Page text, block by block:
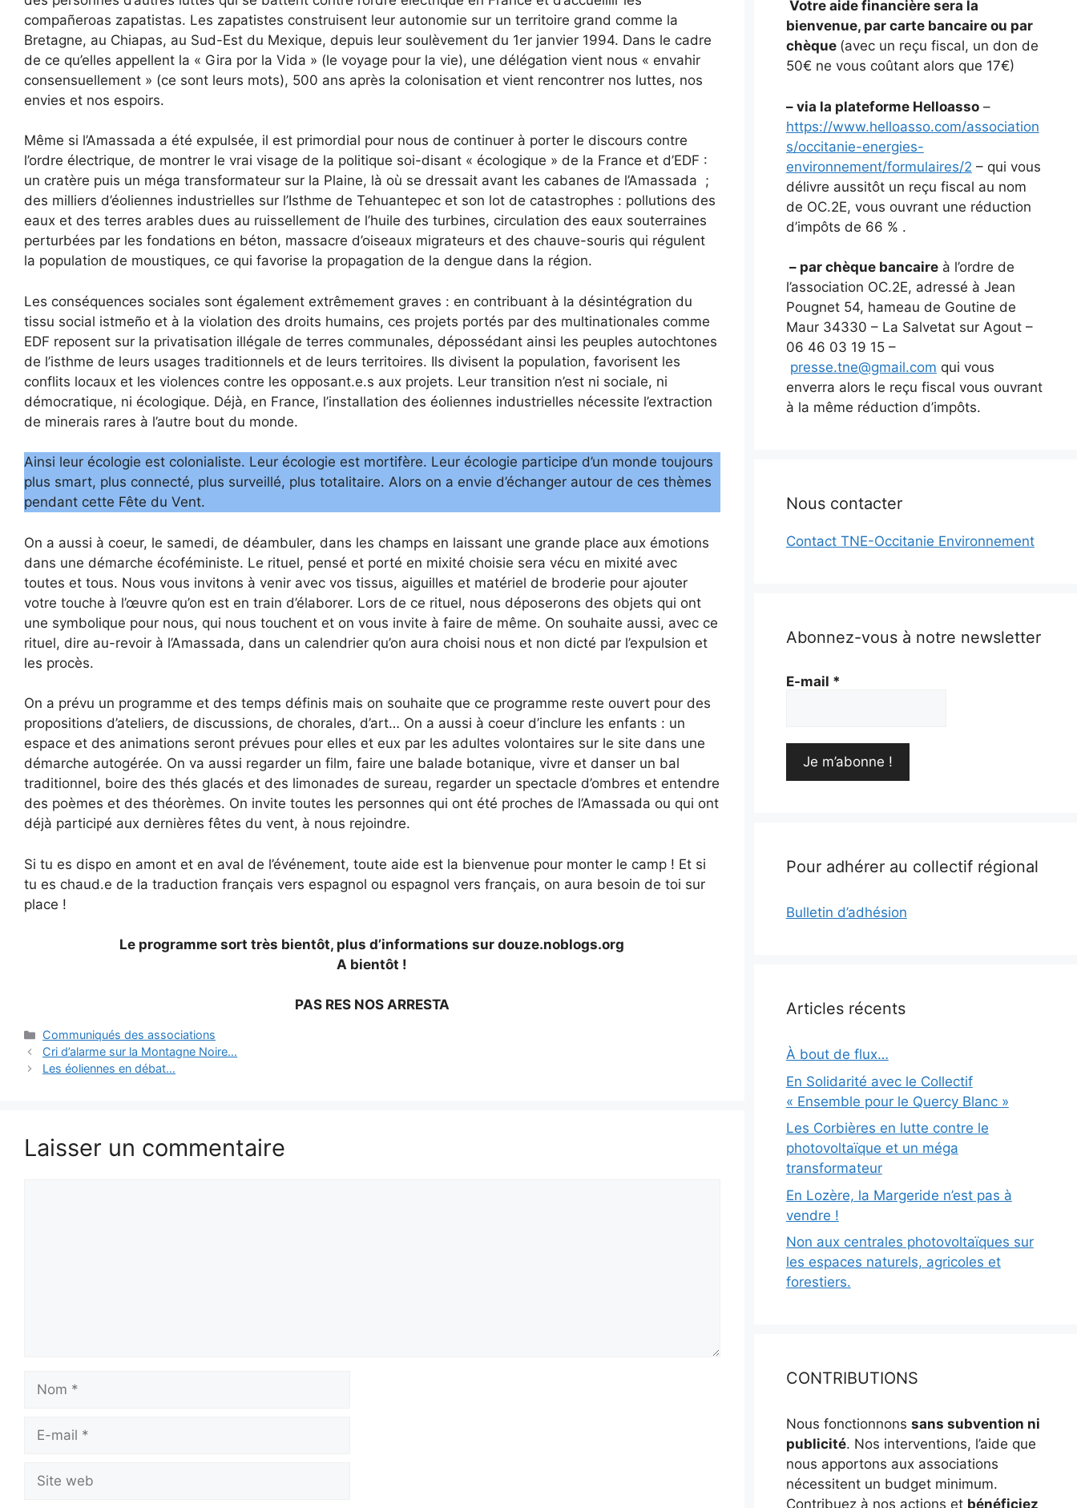
compañeroas zapatistas. Les zapatistes construisent leur autonomie sur un territoire grand comme la
Bretagne, au Chiapas, au Sud-Est du Mexique, depuis leur soulèvement du 1er janvier 1994. Dans le cadre
de ce qu’elles appellent la « Gira por la Vida » (le voyage pour la vie), une délégation vient nous « envahir
consensuellement » (ce sont leurs mots), 500 ans après la colonisation et vient rencontrer nos luttes, nos
envies et nos espoirs.
Même si l’Amassada a été expulsée, il est primordial pour nous de continuer à porter le discours contre
l’ordre électrique, de montrer le vrai visage de la politique soi-disant « écologique » de la France et d’EDF :
un cratère puis un méga transformateur sur la Plaine, là où se dressait avant les cabanes de l’Amassada ;
des milliers d’éoliennes industrielles sur l’Isthme de Tehuantepec et son lot de catastrophes : pollutions des
eaux et des terres arables dues au ruissellement de l’huile des turbines, circulation des eaux souterraines
perturbées par les fondations en béton, massacre d’oiseaux migrateurs et des chauve-souris qui régulent
la population de moustiques, ce qui favorise la propagation de la dengue dans la région.
Les conséquences sociales sont également extrêmement graves : en contribuant à la désintégration du
tissu social istmeño et à la violation des droits humains, ces projets portés par des multinationales comme
EDF reposent sur la privatisation illégale de terres communales, dépossédant ainsi les peuples autochtones
de l’isthme de leurs usages traditionnels et de leurs territoires. Ils divisent la population, favorisent les
conflits locaux et les violences contre les opposant.e.s aux projets. Leur transition n’est ni sociale, ni
démocratique, ni écologique. Déjà, en France, l’installation des éoliennes industrielles nécessite l’extraction
de minerais rares à l’autre bout du monde.
Ainsi leur écologie est colonialiste. Leur écologie est mortifère. Leur écologie participe d’un monde toujours
plus smart, plus connecté, plus surveillé, plus totalitaire. Alors on a envie d’échanger autour de ces thèmes
pendant cette Fête du Vent.
On a aussi à coeur, le samedi, de déambuler, dans les champs en laissant une grande place aux émotions
dans une démarche écoféministe. Le rituel, pensé et porté en mixité choisie sera vécu en mixité avec
toutes et tous. Nous vous invitons à venir avec vos tissus, aiguilles et matériel de broderie pour ajouter
votre touche à l’œuvre qu’on est en train d’élaborer. Lors de ce rituel, nous déposerons des objets qui ont
une symbolique pour nous, qui nous touchent et on vous invite à faire de même. On souhaite aussi, avec ce
rituel, dire au-revoir à l’Amassada, dans un calendrier qu’on aura choisi nous et non dicté par l’expulsion et
les procès.
On a prévu un programme et des temps définis mais on souhaite que ce programme reste ouvert pour des
propositions d’ateliers, de discussions, de chorales, d’art… On a aussi à coeur d’inclure les enfants : un
espace et des animations seront prévues pour elles et eux par les adultes volontaires sur le site dans une
démarche autogérée. On va aussi regarder un film, faire une balade botanique, vivre et danser un bal
traditionnel, boire des thés glacés et des limonades de sureau, regarder un spectacle d’ombres et entendre
des poèmes et des théorèmes. On invite toutes les personnes qui ont été proches de l’Amassada ou qui ont
déjà participé aux dernières fêtes du vent, à nous rejoindre.
Si tu es dispo en amont et en aval de l’événement, toute aide est la bienvenue pour monter le camp ! Et si
tu es chaud.e de la traduction français vers espagnol ou espagnol vers français, on aura besoin de toi sur
place !
Le programme sort très bientôt, plus d’informations sur douze.noblogs.org
A bientôt !
PAS RES NOS ARRESTA
Catégories
Communiqués des associations
Cri d’alarme sur la Montagne Noire…
Les éoliennes en débat…
Laisser un commentaire
Nom
Site
web
Votre aide financière sera la
bienvenue, par carte bancaire ou par
chèque (avec un reçu fiscal, un don de
50€ ne vous coûtant alors que 17€)
– via la plateforme Helloasso–
https://www.helloasso.com/association
s/occitanie-energies-
environnement/formulaires/2 – qui vous
délivre aussitôt un reçu fiscal au nom
de OC.2E, vous ouvrant une réduction
d’impôts de 66 % .
– par chèque bancaireà l’ordre de
l’association OC.2E, adressé à Jean
Pougnet 54, hameau de Goutine de
Maur 34330 – La Salvetat sur Agout –
06 46 03 19 15 –
presse.tne@gmail.com qui vous
enverra alors le reçu fiscal vous ouvrant
à la même réduction d’impôts.
Nous contacter
Contact TNE-Occitanie Environnement
Abonnez-vous à notre newsletter
E-mail *
Pour adhérer au collectif régional
Bulletin d’adhésion
Articles récents
À bout de flux…
En Solidarité avec le Collectif
« Ensemble pour le Quercy Blanc »
Les Corbières en lutte contre le
photovoltaïque et un méga
transformateur
En Lozère, la Margeride n’est pas à
vendre !
Non aux centrales photovoltaïques sur
les espaces naturels, agricoles et
forestiers.
CONTRIBUTIONS
Nous fonctionnons sans subvention ni
publicité. Nos interventions, l’aide que
nous apportons aux associations
nécessitent un budget minimum.
Contribuez à nos actions et bénéficiez